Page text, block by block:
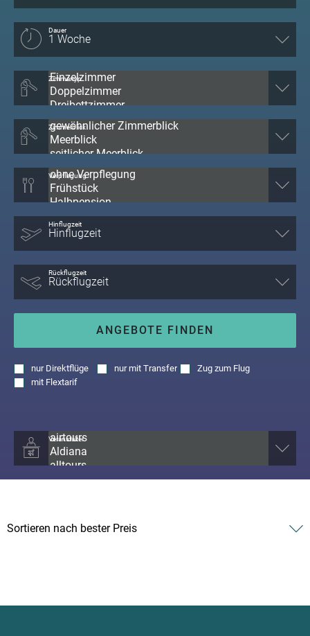
Dauer
Zimmertyp
Zimmerblick
ANGEBOTE FINDEN
nur Direktflüge nurmit Transfer
Zug zum Flug
mit Flextarif
Verpflegung
Hinflugzeit
Rückflugzeit
Veranstalter